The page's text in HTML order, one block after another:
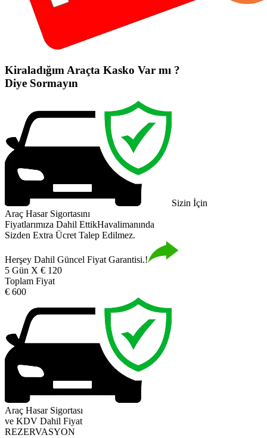
Kiraladığım Araçta Kasko Var mı ?
Diye Sormayın
Sizin İçin
Araç Hasar Sigortasını
Fiyatlarımıza Dahil EttikHavalimanında
Sizden Extra Ücret Talep Edilmez.
Herşey Dahil Güncel Fiyat Garantisi.!
5 Gün X € 120
Toplam Fiyat
€ 600
Araç Hasar Sigortası
ve KDV Dahil Fiyat
REZERVASYON